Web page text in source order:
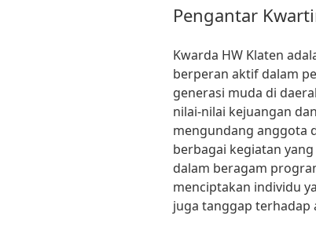
Pengantar
Kwarda HW Klaten
berperan aktif dalam
generasi muda di
nilai-nilai kejuangan
mengundang anggota
berbagai kegiatan
dalam beragam
menciptakan individu
juga tanggap terhadap